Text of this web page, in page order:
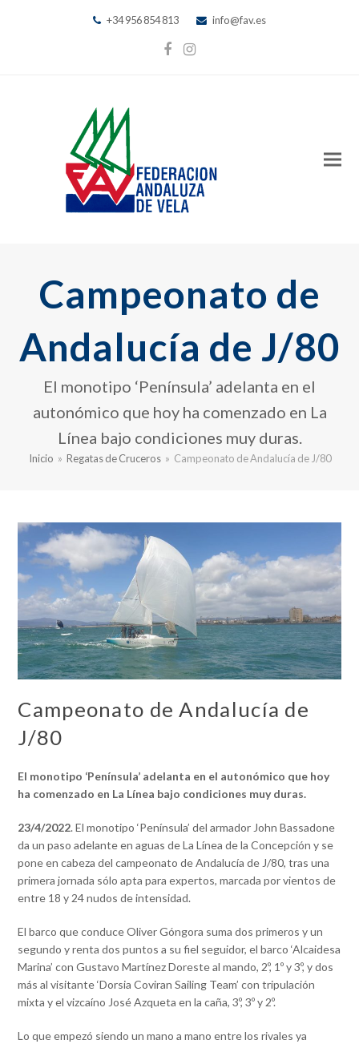
+34 956 854 813 info@fav.es
Facebook
Instagram
Campeonato de
Andalucía de J/80
El monotipo ‘Península’ adelanta en el
autonómico que hoy ha comenzado en La
Línea bajo condiciones muy duras.
Inicio » Regatas de Cruceros » Campeonato de Andalucía de J/80
Campeonato de Andalucía de
J/80
El monotipo ‘Península’ adelanta en el autonómico que hoy
ha comenzado en La Línea bajo condiciones muy duras.
23/4/2022. El monotipo ‘Península’ del armador John Bassadone
da un paso adelante en aguas de La Línea de la Concepción y se
pone en cabeza del campeonato de Andalucía de J/80, tras una
primera jornada sólo apta para expertos, marcada por vientos de
entre 18 y 24 nudos de intensidad.
El barco que conduce Oliver Góngora suma dos primeros y un
segundo y renta dos puntos a su fiel seguidor, el barco ‘Alcaidesa
Marina’ con Gustavo Martínez Doreste al mando, 2º, 1º y 3º, y dos
más al visitante ‘Dorsia Coviran Sailing Team’ con tripulación
mixta y el vizcaíno José Azqueta en la caña, 3º, 3º y 2º.
Lo que empezó siendo un mano a mano entre los rivales ya